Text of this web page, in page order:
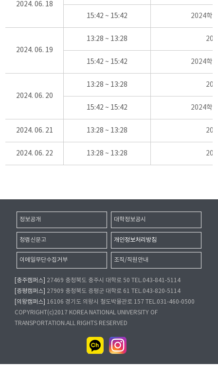
2024. 06. 18
15:42 ~ 15:42 2024학
2024. 06. 19
13:28 ~ 13:28
15:42 ~ 15:42 2024학
2024. 06. 20
13:28 ~ 13:28
15:42 ~ 15:42 2024학
2024. 06. 21 13:28 ~ 13:28
2024. 06. 22 13:28 ~ 13:28
정보공개 대학정보공시
청렴신문고 개인정보처리방침
이메일무단수집거부 조직/직원안내
[충주캠퍼스]
27469 충청북도 충주시 대학로 50 TEL.043-841-5114
[증평캠퍼스]
27909 충청북도 증평군 대학로 61 TEL.043-820-5114
[의왕캠퍼스]
16106 경기도 의왕시 철도박물관로 157 TEL.031-460-0500
COPYRIGHT(c)2017 KOREA NATIONAL UNIVERSITY OF
TRANSPORTATION.ALL RIGHTS RESERVED